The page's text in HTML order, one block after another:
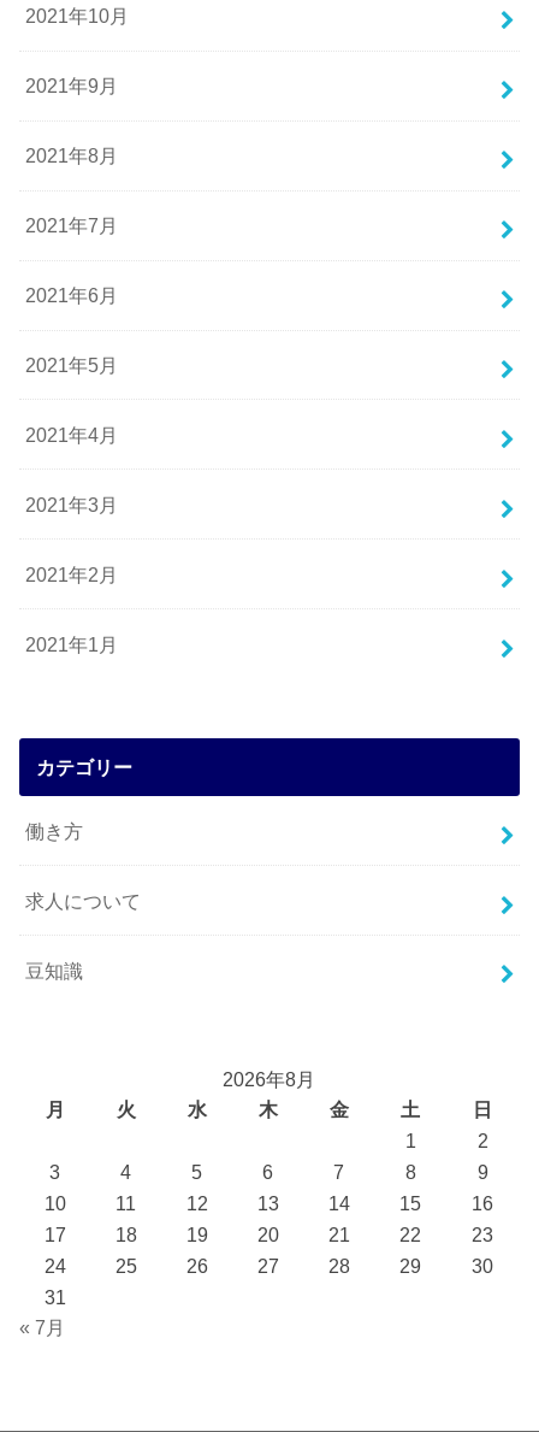
2021年10月
2021年9月
2021年8月
2021年7月
2021年6月
2021年5月
2021年4月
2021年3月
2021年2月
2021年1月
カテゴリー
働き方
求人について
豆知識
2026年8月
月
火 水 木 金 土
日
1
2
3
4 5 6 7 8
9
10
11 12 13 14 15
16
17
18 19 20 21 22
23
24
25 26 27 28 29
30
31
« 7月